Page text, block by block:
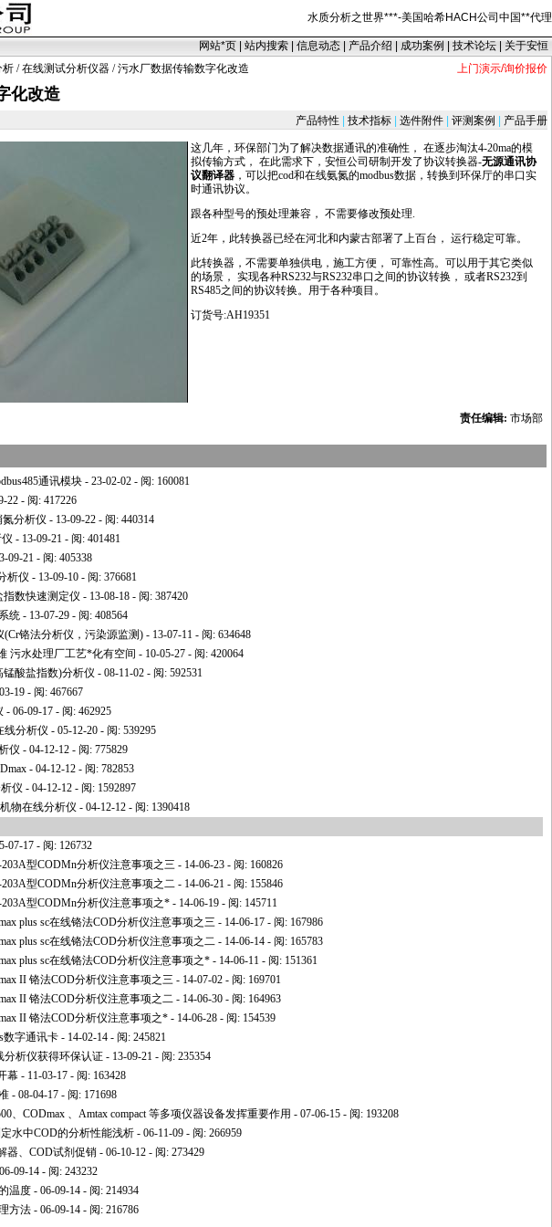
水质分析之世界***-美国哈希HACH公司中国**代理
网站*页 站内搜索 信息动态 产品介绍 成功案例 技术论坛
关于安恒
析 /在线测试分析仪器 / 污水厂数据传输数字化改造 上门演示/询价报价
化改造
产品特性 技术指标 选件附件 评测案例 产品手册
这几年，环保部门为了解决数据通讯的准确性， 在逐步淘汰4-20ma的模
拟传输方式， 在此需求下，安恒公司研制开发了协议转换器-无源通讯协
议翻译器 ，可以把cod和在线氨氮的modbus数据，转换到环保厅的串口实
时通讯协议。
跟各种型号的预处理兼容， 不需要修改预处理.
近2年，此转换器已经在河北和内蒙古部署了上百台， 运行稳定可靠。
此转换器，不需要单独供电，施工方便， 可靠性高。可以用于其它类似
的场景， 实现各种RS232与RS232串口之间的协议转换， 或者RS232到
RS485之间的协议转换。用于各种项目。
订货号:AH19351
责任编辑: 市场部
通讯模块 - 23-02-02 - 阅: 160081
22 - 阅: 417226
分析仪 - 13-09-22 - 阅: 440314
- 13-09-21 - 阅: 401481
09-21 - 阅: 405338
析仪 - 13-09-10 - 阅: 376681
指数快速测定仪 - 13-08-18 - 阅: 387420
统 - 13-07-29 - 阅: 408564
(Cr铬法分析仪，污染源监测) - 13-07-11 - 阅: 634648
污水处理厂工艺*化有空间 - 10-05-27 - 阅: 420064
酸盐指数)分析仪 - 08-11-02 - 阅: 592531
19 - 阅: 467667
- 06-09-17 - 阅: 462925
线分析仪 - 05-12-20 - 阅: 539295
仪 - 04-12-12 - 阅: 775829
- 04-12-12 - 阅: 782853
仪 - 04-12-12 - 阅: 1592897
物在线分析仪 - 04-12-12 - 阅: 1390418
07-17 - 阅: 126732
型CODMn分析仪注意事项之三 - 14-06-23 - 阅: 160826
型CODMn分析仪注意事项之二 - 14-06-21 - 阅: 155846
型CODMn分析仪注意事项之* - 14-06-19 - 阅: 145711
plus sc在线铬法COD分析仪注意事项之三 - 14-06-17 - 阅: 167986
plus sc在线铬法COD分析仪注意事项之二 - 14-06-14 - 阅: 165783
plus sc在线铬法COD分析仪注意事项之* - 14-06-11 - 阅: 151361
II 铬法COD分析仪注意事项之三 - 14-07-02 - 阅: 169701
II 铬法COD分析仪注意事项之二 - 14-06-30 - 阅: 164963
II 铬法COD分析仪注意事项之* - 14-06-28 - 阅: 154539
数字通讯卡 - 14-02-14 - 阅: 245821
分析仪获得环保认证 - 13-09-21 - 阅: 235354
幕 - 11-03-17 - 阅: 163428
- 08-04-17 - 阅: 171698
、CODmax 、Amtax compact 等多项仪器设备发挥重要作用 - 07-06-15 - 阅: 193208
水中COD的分析性能浅析 - 06-11-09 - 阅: 266959
器、COD试剂促销 - 06-10-12 - 阅: 273429
09-14 - 阅: 243232
温度 - 06-09-14 - 阅: 214934
方法 - 06-09-14 - 阅: 216786